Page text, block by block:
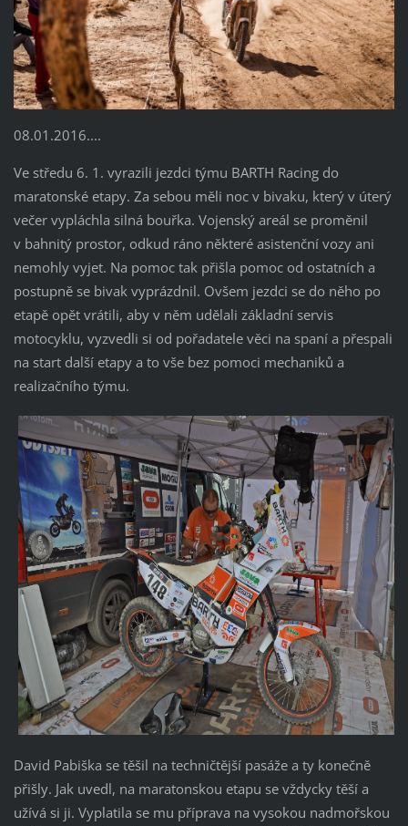
08.01.2016....
Ve středu 6. 1. vyrazili jezdci týmu BARTH Racing do
maratonské etapy. Za sebou měli noc v bivaku, který v úterý
večer vypláchla silná bouřka. Vojenský areál se proměnil
v bahnitý prostor, odkud ráno některé asistenční vozy ani
nemohly vyjet. Na pomoc tak přišla pomoc od ostatních a
postupně se bivak vyprázdnil. Ovšem jezdci se do něho po
etapě opět vrátili, aby v něm udělali základní servis
motocyklu, vyzvedli si od pořadatele věci na spaní a přespali
na start další etapy a to vše bez pomoci mechaniků a
realizačního týmu.
David Pabiška se těšil na techničtější pasáže a ty konečně
přišly. Jak uvedl, na maratonskou etapu se vždycky těší a
užívá si ji. Vyplatila se mu příprava na vysokou nadmořskou